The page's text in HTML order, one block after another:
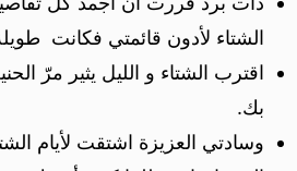
الشتاء لأدون قائمتي فكانت
اقترب الشتاء و الليل يثير مرّ
بك.
وسادتي العزيزة اشتقت لأيام